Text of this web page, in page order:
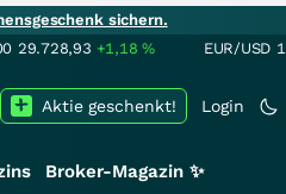
sichern.
29.728,93 +1,18% EUR/USD
Login
Aktie geschenkt!
Broker-Magazin ✨